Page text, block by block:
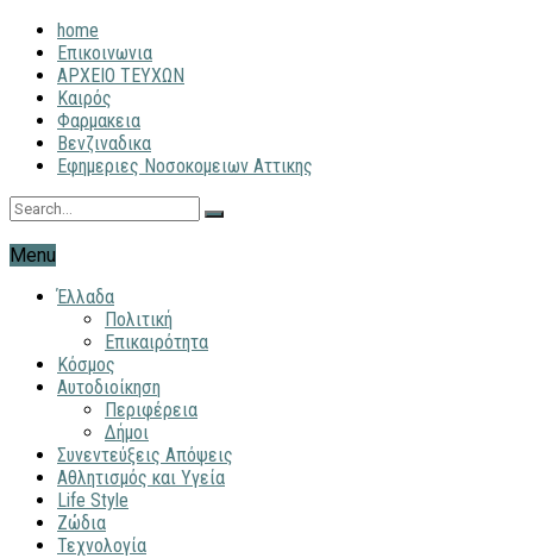
home
Επικοινωνια
ΑΡΧΕΙΟ ΤΕΥΧΩΝ
Καιρός
Φαρμακεια
Βενζιναδικα
Εφημεριες Νοσοκομειων Αττικης
Menu
Έλλαδα
Πολιτική
Επικαιρότητα
Κόσμος
Αυτοδιοίκηση
Περιφέρεια
Δήμοι
Συνεντεύξεις Απόψεις
Αθλητισμός και Υγεία
Life Style
Ζώδια
Τεχνολογία